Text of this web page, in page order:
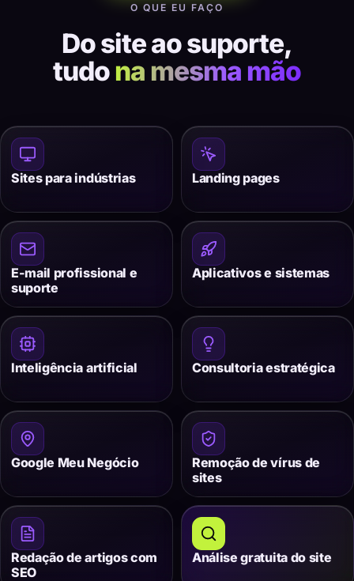
O QUE EU FAÇO
Do site ao suporte,
tudona mesma mão
Sites para indústrias Landing pages
E-mail profissional e
suporte
Aplicativos e sistemas
Inteligência artificial Consultoria estratégica
Google Meu Negócio
Remoção de vírus de
sites
Redação de artigos com
SEO
Análise gratuita do site